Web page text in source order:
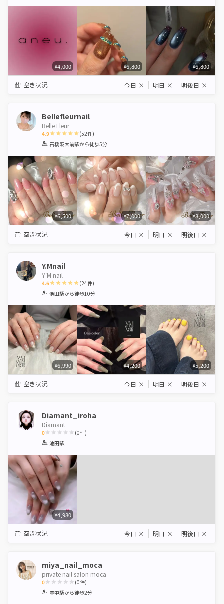
¥4,000 ¥6,800 ¥6,800
空き状況 今日 × 明日 × 明後日 ×
Bellefleurnail
Belle Fleur
4.9
1 2 3 4 5
(52件)
石橋阪大前駅から徒歩5分
¥6,500 ¥7,000 ¥8,000
空き状況 今日 × 明日 × 明後日 ×
Y.Mnail
Y′M nail
4.6
1 2 3 4 5
(24件)
池田駅から徒歩10分
¥6,990 ¥4,200 ¥5,200
空き状況 今日 × 明日 × 明後日 ×
Diamant_iroha
Diamant
0
1 2 3 4
(0件)
池田駅
¥4,980
空き状況 今日 × 明日 × 明後日 ×
miya_nail_moca
private nail salon moca
0
1 2 3 4 5
(0件)
豊中駅から徒歩2分